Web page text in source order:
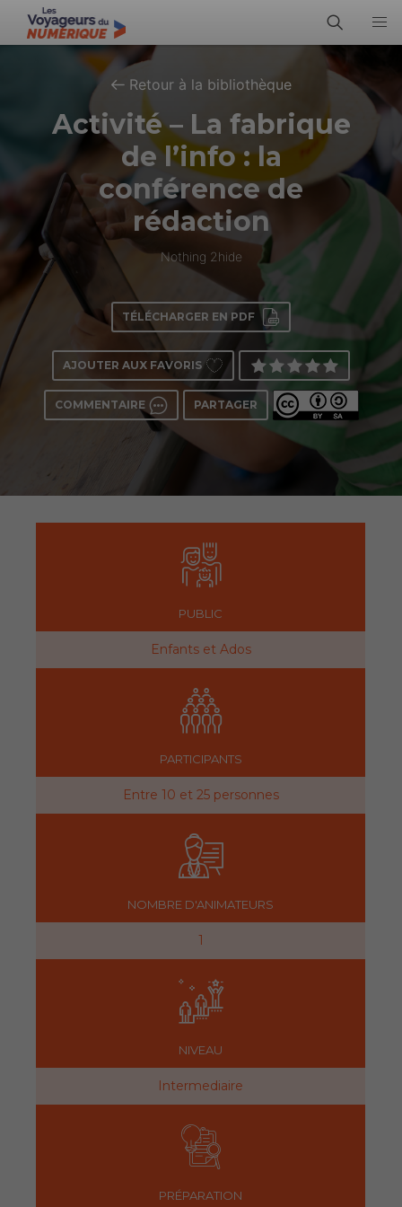
Retour à la bibliothèque
Activité – La fabrique
de l’info : la
conférence de
rédaction
Nothing 2hide
TÉLÉCHARGER EN PDF
AJOUTER AUX FAVORIS
COMMENTAIRE PARTAGER
PUBLIC
Enfants et Ados
PARTICIPANTS
Entre 10 et 25 personnes
NOMBRE D'ANIMATEURS
1
NIVEAU
Intermediaire
PRÉPARATION